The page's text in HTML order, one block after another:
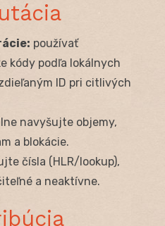
používať
kódy podľa lokálnych
ID pri citlivých
navyšujte objemy,
a blokácie.
čísla (HLR/lookup),
a neaktívne.